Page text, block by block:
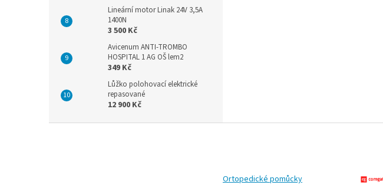
Lineární motor Linak 24V 3,5A
1400N
3 500 Kč
Avicenum ANTI-TROMBO
HOSPITAL 1 AG OŠ lem2
349 Kč
Lůžko polohovací elektrické
repasované
12 900 Kč
Ortopedické pomůcky